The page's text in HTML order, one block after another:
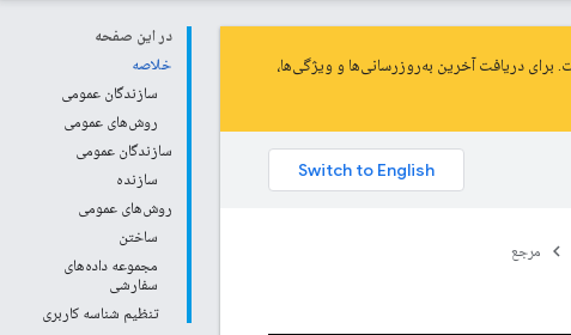
در این صفحه
خلاصه
سازندگان عمومی
روش‌های عمومی
سازندگان عمومی
سازنده
روش‌های عمومی
ساختن
مجموعه داده‌های
سفارشی
تنظیم شناسه کاربری
مرجع